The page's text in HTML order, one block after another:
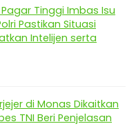
Tinggi Imbas Isu
Pastikan Situasi
Intelijen serta
di Monas Dikaitkan
TNI Beri Penjelasan